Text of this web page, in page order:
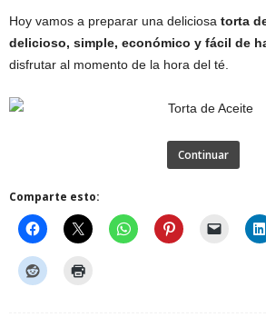
Hoy vamos a preparar una deliciosa torta
delicioso, simple, económico y fácil de
disfrutar al momento de la hora del té.
Continuar
Comparte esto: